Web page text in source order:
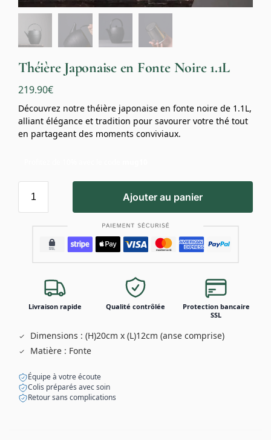
Théière Japonaise en Fonte Noire 1.1L
219.90€
Découvrez notre théière japonaise en fonte noire de 1.1L,
alliant élégance et tradition pour savourer votre thé tout
en partageant des moments conviviaux.
Ajouter au panier
Livraison rapide Qualité contrôlée
Protection bancaire
SSL
Dimensions : (H)20cm x (L)12cm (anse comprise)
Matière : Fonte
Équipe à votre écoute
Colis préparés avec soin
Retour sans complications